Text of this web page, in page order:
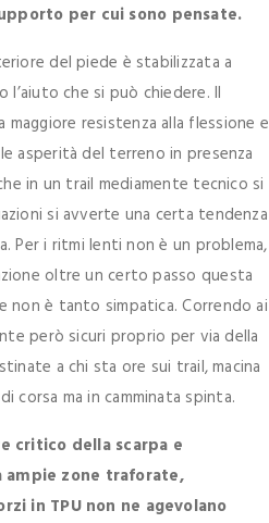
per cui sono pensate.
del piede è stabilizzata a
che si può chiedere. Il
resistenza alla flessione e
asperità del terreno in presenza
in un trail mediamente tecnico si
si avverte una certa tendenza
Per i ritmi lenti non è un problema,
oltre un certo passo questa
non è tanto simpatica. Correndo ai
però sicuri proprio per via della
a chi sta ore sui trail, macina
ma in camminata spinta.
critico della scarpa e
ampie zone traforate,
in TPU non ne agevolano